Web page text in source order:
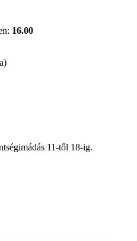
16.00
11-től 18-ig.